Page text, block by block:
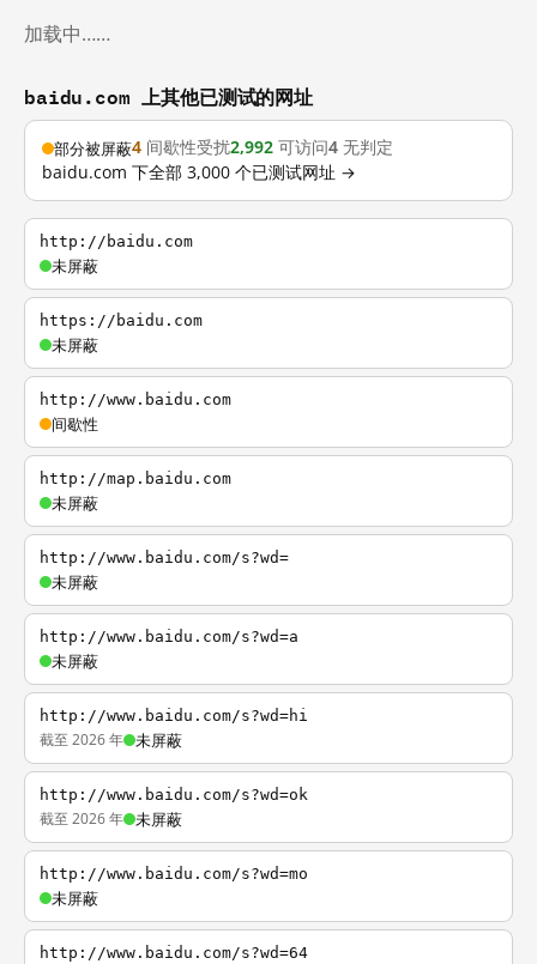
加载中……
baidu.com 上其他已测试的网址
部分被屏蔽4 间歇性受扰2,992 可访问4 无判定
baidu.com 下全部 3,000 个已测试网址 →
http://baidu.com
未屏蔽
https://baidu.com
未屏蔽
http://www.baidu.com
间歇性
http://map.baidu.com
未屏蔽
http://www.baidu.com/s?wd=
未屏蔽
http://www.baidu.com/s?wd=a
未屏蔽
http://www.baidu.com/s?wd=hi
截至 2026 年 未屏蔽
http://www.baidu.com/s?wd=ok
截至 2026 年 未屏蔽
http://www.baidu.com/s?wd=mo
未屏蔽
http://www.baidu.com/s?wd=64